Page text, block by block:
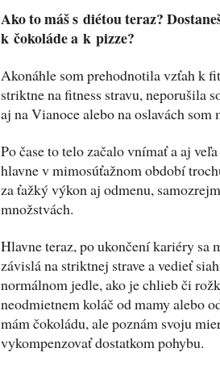
Ako to máš s diétou teraz?
k čokoláde a k pizze?
Akonáhle som prehodnotila vzťah k
striktne na fitness stravu, neporušila
aj na Vianoce alebo na oslavách som
Po čase to telo začalo vnímať a aj
hlavne v mimosúťažnom období
za ťažký výkon aj odmenu,
množstvách.
Hlavne teraz, po ukončení kariéry sa
závislá na striktnej strave a vedieť
normálnom jedle, ako je chlieb či
neodmietnem koláč od mamy alebo
mám čokoládu, ale poznám svoju
vykompenzovať dostatkom pohybu.